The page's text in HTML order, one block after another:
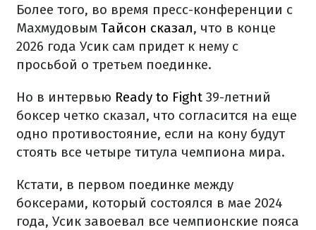
Более того, во время пресс-конференции с
Махмудовым Тайсон сказал, что в конце
2026 года Усик сам придет к нему с
просьбой о третьем поединке.
Но в интервью Ready to Fight 39-летний
боксер четко сказал, что согласится на еще
одно противостояние, если на кону будут
стоять все четыре титула чемпиона мира.
Кстати, в первом поединке между
боксерами, который состоялся в мае 2024
года, Усик завоевал все чемпионские пояса